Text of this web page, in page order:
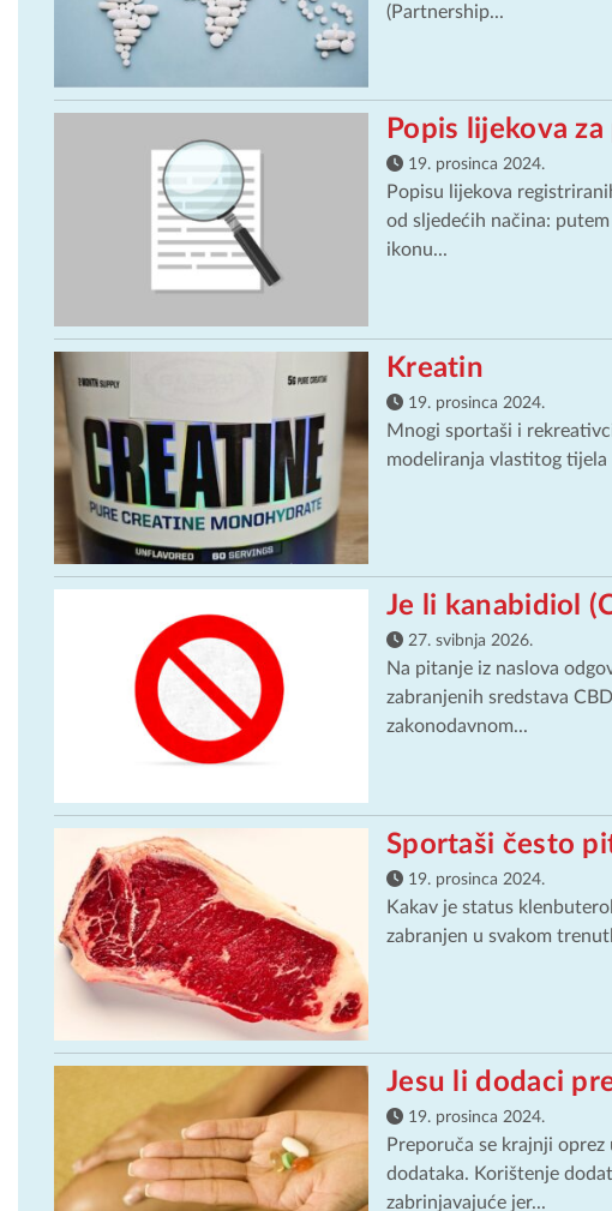
(Partnership...
Popis lijekova
19. prosinca 2024.
Popisu lijekova
od sljedećih načina:
ikonu...
Kreatin
19. prosinca 2024.
Mnogi sportaši i
modeliranja vlastitog
Je li kanabidiol
27. svibnja 2026.
Na pitanje iz naslova
zabranjenih sredstava
zakonodavnom...
Sportaši često
19. prosinca 2024.
Kakav je status
zabranjen u svakom
Jesu li dodaci
19. prosinca 2024.
Preporuča se krajnji
dodataka. Korištenje
zabrinjavajuće jer...